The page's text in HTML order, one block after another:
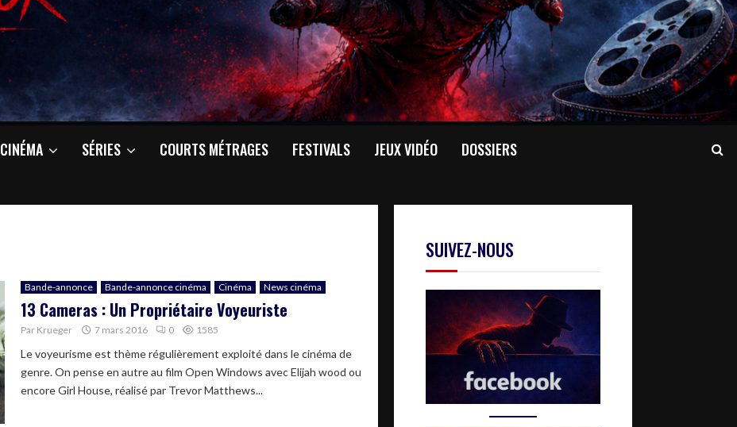
CINÉMA SÉRIES COURTS MÉTRAGES FESTIVALS JEUX VIDÉO DOSSIERS
Bande-annonce Bande-annonce cinéma Cinéma News cinéma
13 Cameras : Un Propriétaire Voyeuriste
Par Krueger 7 mars 2016 0 1585
Le voyeurisme est thème régulièrement exploité dans le cinéma de
genre. On pense en autre au film Open Windows avec Elijah wood ou
encore Girl House, réalisé par Trevor Matthews...
SUIVEZ-NOUS